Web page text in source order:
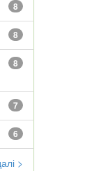
8
8
8
7
6
>